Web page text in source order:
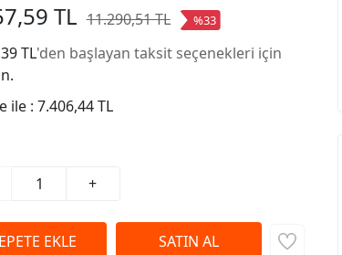
TL 11.290,51 TL %33
TL'den başlayan taksit seçenekleri için
ile : 7.406,44 TL
+